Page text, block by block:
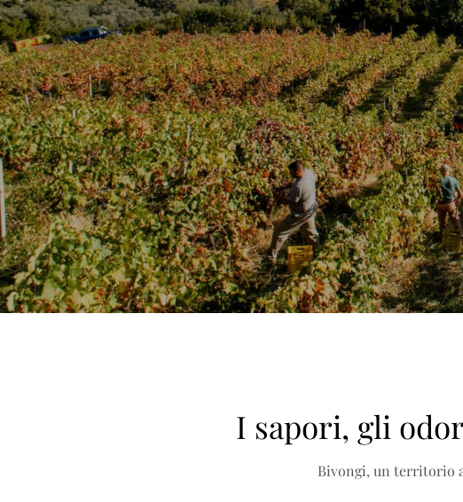
I sapori, gli
Bivongi, un territorio